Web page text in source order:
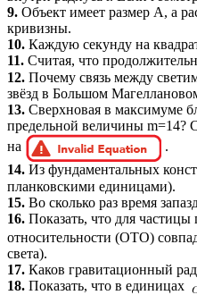
9. Объект имеет размер A, а
кривизны.
10. Каждую секунду на
11. Считая, что
12. Почему связь между
звёзд в Большом
13. Сверхновая в максимуме
предельной величины m=14?
на
.
14. Из фундаментальных
планковскими единицами).
15. Во сколько раз время
16. Показать, что для
относительности (ОТО)
света).
17. Каков гравитационный
18. Показать, что в единицах